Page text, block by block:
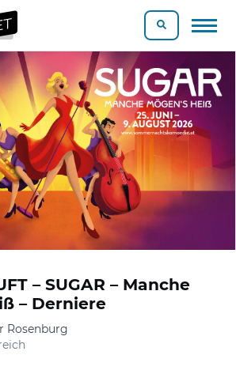
– SUGAR – Manche
– Derniere
Rosenburg